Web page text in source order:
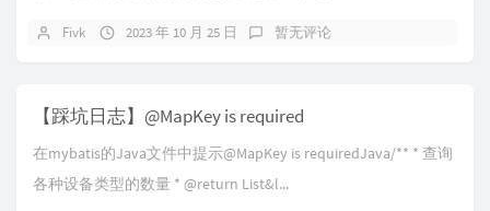
Fivk 2023 年 10 月 25 日 暂无评论
【踩坑日志】@MapKey is required
在mybatis的Java文件中提示@MapKey is requiredJava/** * 查询
各种设备类型的数量 * @return List&l...